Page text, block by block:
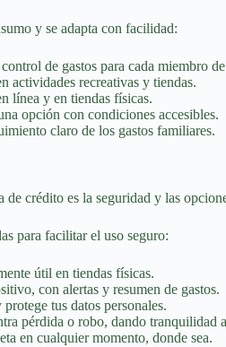
y se adapta con facilidad:
de gastos para cada miembro
actividades recreativas y tiendas.
línea y en tiendas físicas.
opción con condiciones accesibles.
claro de los gastos familiares.
crédito es la seguridad y las
para facilitar el uso seguro:
útil en tiendas físicas.
con alertas y resumen de gastos.
tus datos personales.
pérdida o robo, dando tranquilidad
en cualquier momento, donde sea.